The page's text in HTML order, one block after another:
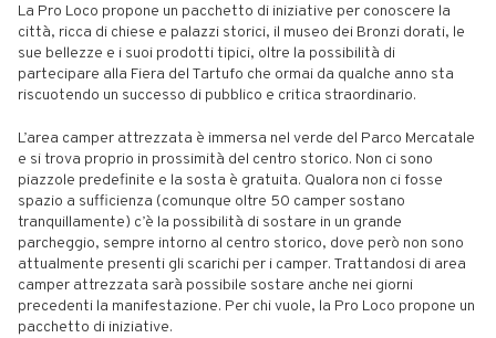
La Pro Loco propone un pacchetto di iniziative per conoscere la
città, ricca di chiese e palazzi storici, il museo dei Bronzi dorati, le
sue bellezze e i suoi prodotti tipici, oltre la possibilità di
partecipare alla Fiera del Tartufo che ormai da qualche anno sta
riscuotendo un successo di pubblico e critica straordinario.
L’area camper attrezzata è immersa nel verde del Parco Mercatale
e si trova proprio in prossimità del centro storico. Non ci sono
piazzole predefinite e la sosta è gratuita. Qualora non ci fosse
spazio a sufficienza (comunque oltre 50 camper sostano
tranquillamente) c’è la possibilità di sostare in un grande
parcheggio, sempre intorno al centro storico, dove però non sono
attualmente presenti gli scarichi per i camper. Trattandosi di area
camper attrezzata sarà possibile sostare anche nei giorni
precedenti la manifestazione. Per chi vuole, la Pro Loco propone un
pacchetto di iniziative.